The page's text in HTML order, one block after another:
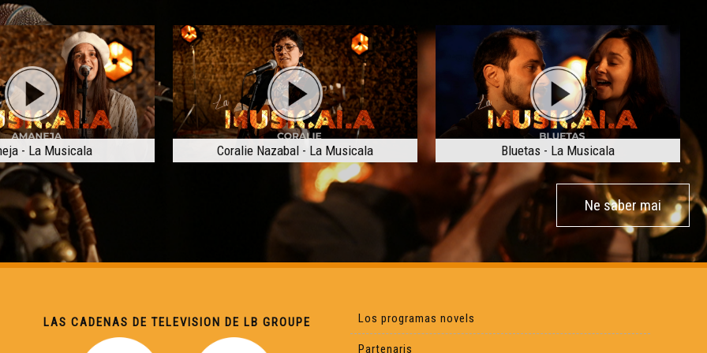
- La Musicala Coralie Nazabal - La Musicala Bluetas - La Musicala
Ne saber mai
LAS CADENAS DE TELEVISION DE LB GROUPE Los programas novels
Partenaris